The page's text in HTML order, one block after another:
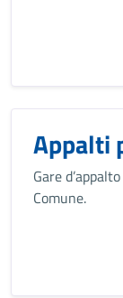
Appalti
Gare
Comune.